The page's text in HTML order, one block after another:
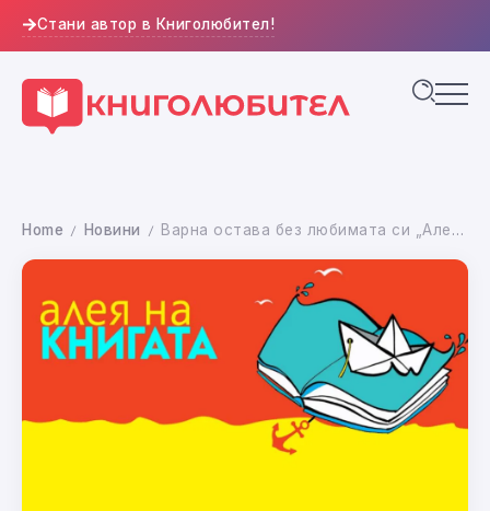
Стани автор в Книголюбител!
Home / Новини / Варна остава без любимата си „Алея на книгата“ през 2025 година